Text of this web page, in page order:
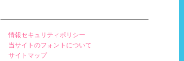
情報セキュリティポリシー
当サイトのフォントについて
サイトマップ